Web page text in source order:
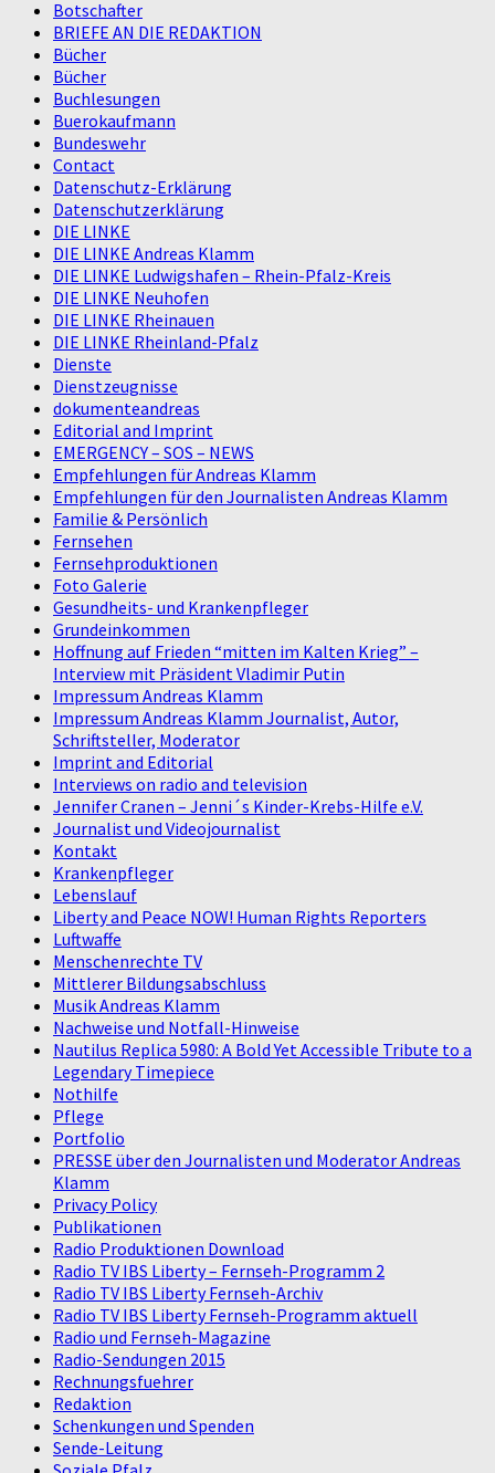
Botschafter
BRIEFE AN DIE REDAKTION
Bücher
Bücher
Buchlesungen
Buerokaufmann
Bundeswehr
Contact
Datenschutz-Erklärung
Datenschutzerklärung
DIE LINKE
DIE LINKE Andreas Klamm
DIE LINKE Ludwigshafen – Rhein-Pfalz-Kreis
DIE LINKE Neuhofen
DIE LINKE Rheinauen
DIE LINKE Rheinland-Pfalz
Dienste
Dienstzeugnisse
dokumenteandreas
Editorial and Imprint
EMERGENCY – SOS – NEWS
Empfehlungen für Andreas Klamm
Empfehlungen für den Journalisten Andreas Klamm
Familie & Persönlich
Fernsehen
Fernsehproduktionen
Foto Galerie
Gesundheits- und Krankenpfleger
Grundeinkommen
Hoffnung auf Frieden “mitten im Kalten Krieg” –
Interview mit Präsident Vladimir Putin
Impressum Andreas Klamm
Impressum Andreas Klamm Journalist, Autor,
Schriftsteller, Moderator
Imprint and Editorial
Interviews on radio and television
Jennifer Cranen – Jenni´s Kinder-Krebs-Hilfe e.V.
Journalist und Videojournalist
Kontakt
Krankenpfleger
Lebenslauf
Liberty and Peace NOW! Human Rights Reporters
Luftwaffe
Menschenrechte TV
Mittlerer Bildungsabschluss
Musik Andreas Klamm
Nachweise und Notfall-Hinweise
Nautilus Replica 5980: A Bold Yet Accessible Tribute to a
Legendary Timepiece
Nothilfe
Pflege
Portfolio
PRESSE über den Journalisten und Moderator Andreas
Klamm
Privacy Policy
Publikationen
Radio Produktionen Download
Radio TV IBS Liberty – Fernseh-Programm 2
Radio TV IBS Liberty Fernseh-Archiv
Radio TV IBS Liberty Fernseh-Programm aktuell
Radio und Fernseh-Magazine
Radio-Sendungen 2015
Rechnungsfuehrer
Redaktion
Schenkungen und Spenden
Sende-Leitung